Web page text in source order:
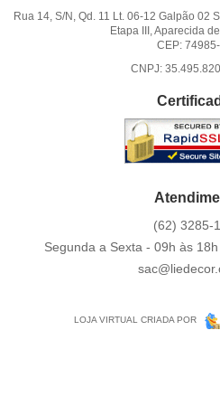
Rua 14, S/N, Qd. 11 Lt. 06-12 Galpão 02
Etapa III, Aparecida
CEP:
CNPJ:
(62) 3285-
Segunda a Sexta - 09h às
LOJA VIRTUAL CRIADA POR